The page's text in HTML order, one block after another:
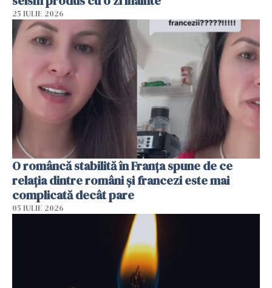
25 IULIE 2026
O româncă stabilită în Franța spune de ce
relația dintre români și francezi este mai
complicată decât pare
05 IULIE 2026